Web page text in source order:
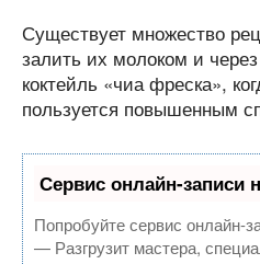
Существует множество
залить их молоком и
коктейль «чиа фреска»,
пользуется повышенным
Сервис онлайн-записи
Попробуйте сервис онлайн-
— Разгрузит мастера,